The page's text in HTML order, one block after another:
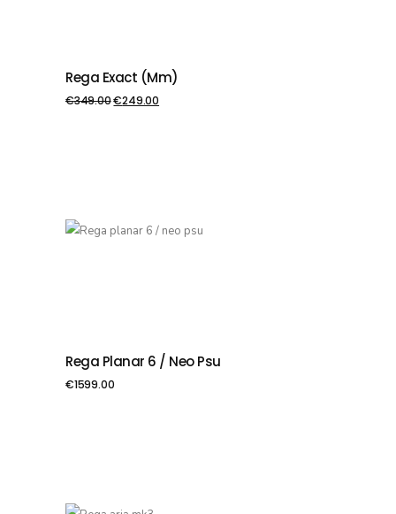
PIEVIENOT GROZAM
Rega Exact (mm)
€349.00€249.00
PIEVIENOT GROZAM
Rega Planar 6 / Neo Psu
€1599.00